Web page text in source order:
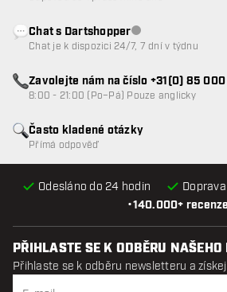
•140.000+ recenze
Odesláno do 24 hodin
Často kladené otázky
Přímá odpověď
Chat s DartshopperZákaznický servis
Chat je k dispozici 24/7, 7 dní v týdnu
Zavolejte nám na číslo +31(0) 85 000
8:00 - 21:00 (Po–Pá) Pouze anglicky
PŘIHLASTE SE K ODBĚRU NAŠEHO
Přihlaste se k odběru newsletteru a